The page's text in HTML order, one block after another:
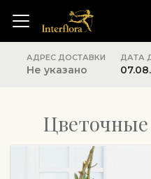
АДРЕС ДОСТАВКИ
Не указано
ДАТА